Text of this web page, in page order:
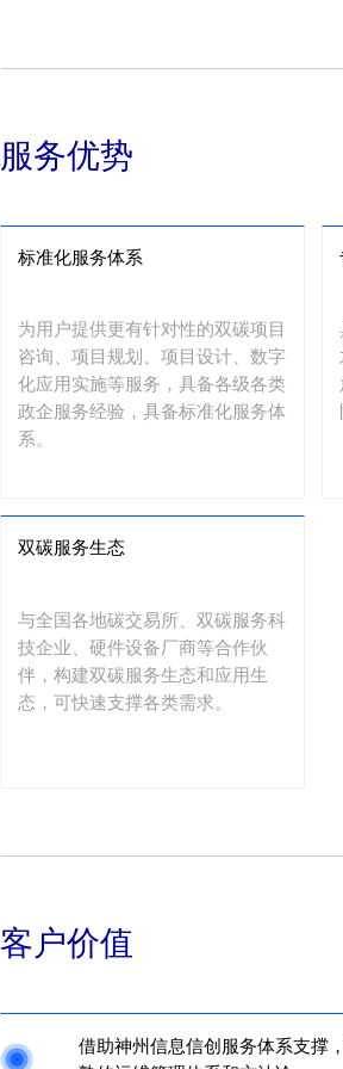
服务优势
标准化服务体系
为用户提供更有针对性的双碳项目
咨询、项目规划、项目设计、数字
化应用实施等服务，具备各级各类
政企服务经验，具备标准化服务体
系。
双碳服务生态
与全国各地碳交易所、双碳服务科
技企业、硬件设备厂商等合作伙
伴，构建双碳服务生态和应用生
态，可快速支撑各类需求。
客户价值
借助神州信息信创服务体系支撑